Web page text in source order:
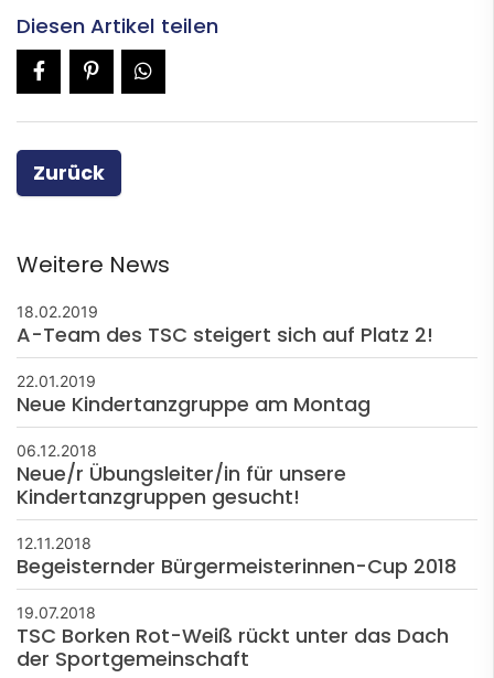
Diesen Artikel teilen
Zurück
Weitere News
18.02.2019
A-Team des TSC steigert sich auf Platz 2!
22.01.2019
Neue Kindertanzgruppe am Montag
06.12.2018
Neue/r Übungsleiter/in für unsere
Kindertanzgruppen gesucht!
12.11.2018
Begeisternder Bürgermeisterinnen-Cup 2018
19.07.2018
TSC Borken Rot-Weiß rückt unter das Dach
der Sportgemeinschaft